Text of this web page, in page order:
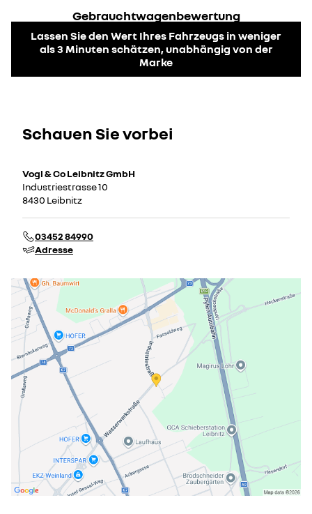
Gebrauchtwagenbewertung
Lassen Sie den Wert Ihres Fahrzeugs in weniger
als 3 Minuten schätzen, unabhängig von der
Marke
Schauen Sie vorbei
Vogl & Co Leibnitz GmbH
Industriestrasse 10
8430 Leibnitz
03452 84990
Adresse